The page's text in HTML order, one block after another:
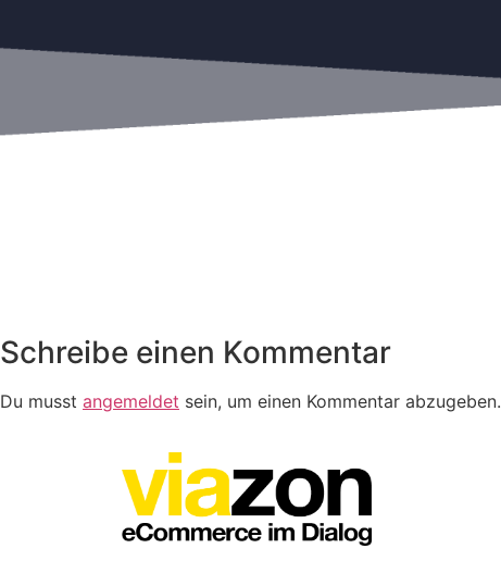
Schreibe einen Kommentar
Du musst angemeldet sein, um einen Kommentar abzugeben.